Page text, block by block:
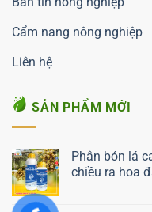
Cẩm nang nông nghiệp
Liên hệ
SẢN PHẨM MỚI
Phân bón lá
chiều ra hoa